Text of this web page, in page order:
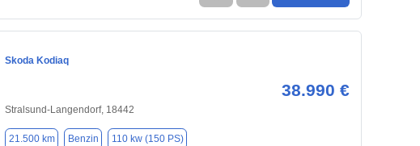
Skoda Kodiaq
38.990 €
Stralsund-Langendorf, 18442
21.500 km Benzin 110 kw (150 PS)